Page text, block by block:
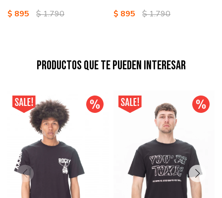
$ 895 $1.790 $ 895 $1.790
Productos que te pueden interesar